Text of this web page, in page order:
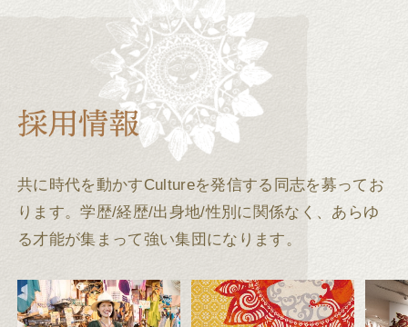
共に時代を動かすCultureを発信する同志を募ってお
ります。学歴/経歴/出身地/性別に関係なく、あらゆ
る才能が集まって強い集団になります。